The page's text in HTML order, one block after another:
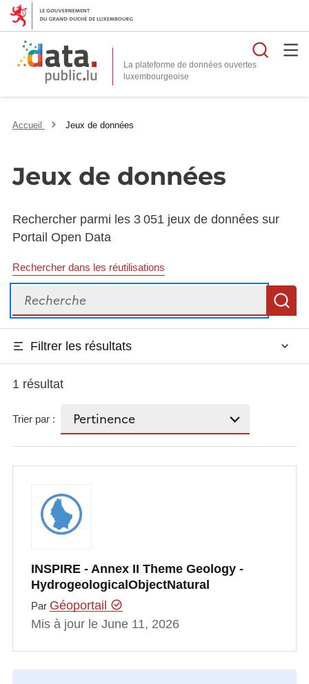
La plateforme de données ouvertes
Accueil Jeux de données
Jeux de données
Rechercher parmi les 3 051 jeux de données sur
Portail Open Data
Rechercher dans les réutilisations
Recherche
Filtrer les résultats
1 résultat
Trier par :
INSPIRE - Annex II Theme Geology -
HydrogeologicalObjectNatural
Par Géoportail
Mis à jour le June 11, 2026